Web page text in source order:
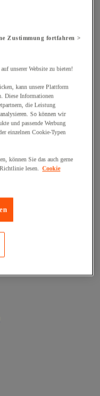
Zustimmung fortfahren >
unserer Website zu bieten!
kann unsere Plattform
Diese Informationen
die Leistung
So können wir
und passende Werbung
einzelnen Cookie-Typen
können Sie das auch gerne
lesen. Cookie